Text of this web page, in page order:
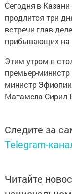
Сегодня в
продлится три
встречи глав
прибывающих на
Этим утром в
премьер-
министр
Матамела Сирил
Следите за
Telegram-
Читайте